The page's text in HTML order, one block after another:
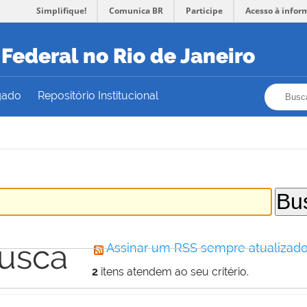
Simplifique! Comunica BR Participe Acesso à
no Rio de Janeiro
Repositório Institucional
Assinar um RSS sempre
2 itens atendem ao seu critério.